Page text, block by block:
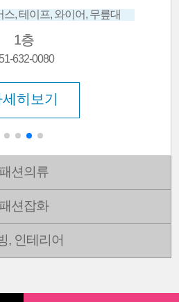
, 테이프, 와이어, 무릎대
1층
632-0080
히보기
패션의류
패션잡화
, 인테리어